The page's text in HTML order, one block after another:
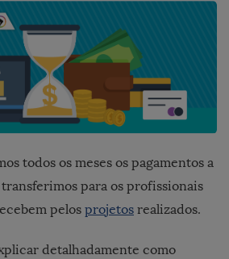
todos os meses os pagamentos a
transferimos para os profissionais
pelos projetos realizados.
detalhadamente como